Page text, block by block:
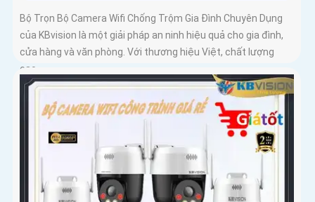
Bộ Trọn Bộ Camera Wifi Chống Trộm Gia Đình Chuyên Dụng
của KBvision là một giải pháp an ninh hiệu quả cho gia đình,
cửa hàng và văn phòng. Với thương hiệu Việt, chất lượng
cao,...